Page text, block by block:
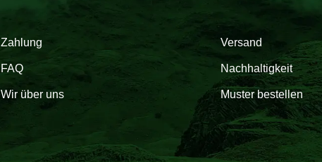
Zahlung Versand
FAQ Nachhaltigkeit
Wir über uns Muster bestellen